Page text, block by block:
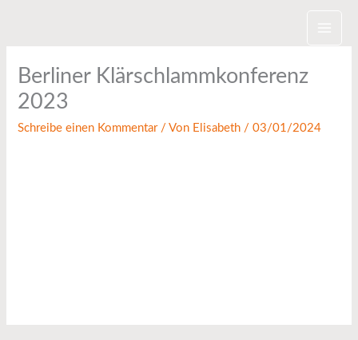
Berliner Klärschlammkonferenz
2023
Schreibe einen Kommentar / Von Elisabeth /03/01/2024